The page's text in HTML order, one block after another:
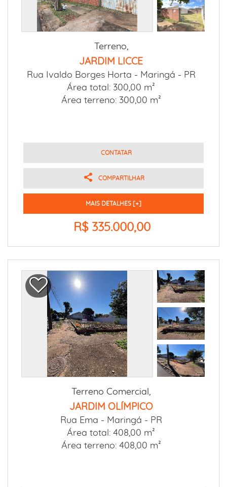
Terreno,
JARDIM LICCE
Rua Ivaldo Borges Horta - Maringá - PR
Área total: 300,00 m²
Área terreno: 300,00 m²
CONTATAR
COMPARTILHAR
MAIS DETALHES [+]
R$ 335.000,00
Terreno Comercial,
JARDIM OLÍMPICO
Rua Ema - Maringá - PR
Área total: 408,00 m²
Área terreno: 408,00 m²